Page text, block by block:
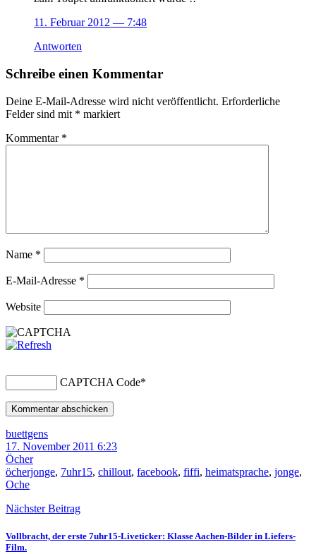
11. Februar 2012 — 7:48
Antworten
Schreibe einen Kommentar
Deine E-Mail-Adresse wird nicht veröffentlicht. Erforderliche
Felder sind mit * markiert
Kommentar *
Name *
E-Mail-Adresse *
Website
CAPTCHA Code*
buettgens
17. November 2011 6:23
Öcher
öcherjonge, 7uhr15, chillout, facebook, fiffi, heimatsprache, jonge,
Oche
Nächster Beitrag
Vollbracht, der erste 7uhr15-Liveticker: Klasse Aachen-Bilder in Liefers-
Film.